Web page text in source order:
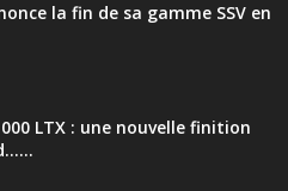
la fin de sa gamme SSV en
LTX : une nouvelle finition